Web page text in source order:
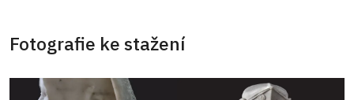
Fotografie ke stažení